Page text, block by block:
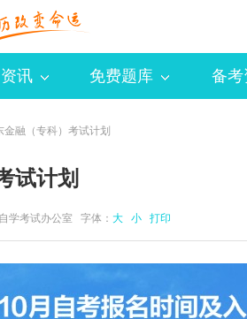
资讯 免费题库 备考
金融（专科）考试计划
试计划
学考试办公室 字体： 大 小 打印